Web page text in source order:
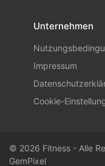
Unternehmen
Impressum
Cookie-
© 2026 Fitness - Alle
GemPixel